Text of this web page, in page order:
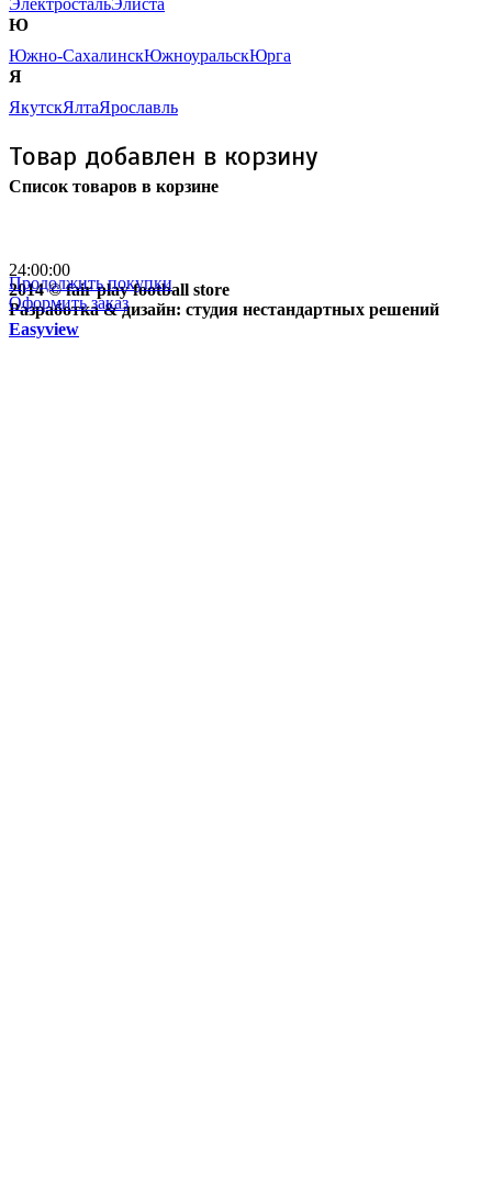
ЭлектростальЭлиста
Ю
Южно-СахалинскЮжноуральскЮрга
Я
ЯкутскЯлтаЯрославль
Товар добавлен в корзину
Список товаров в корзине
Продолжить покупки
Оформить заказ
24:00:00
2014 © fair play football store
Разработка & дизайн: студия нестандартных решений
Easyview